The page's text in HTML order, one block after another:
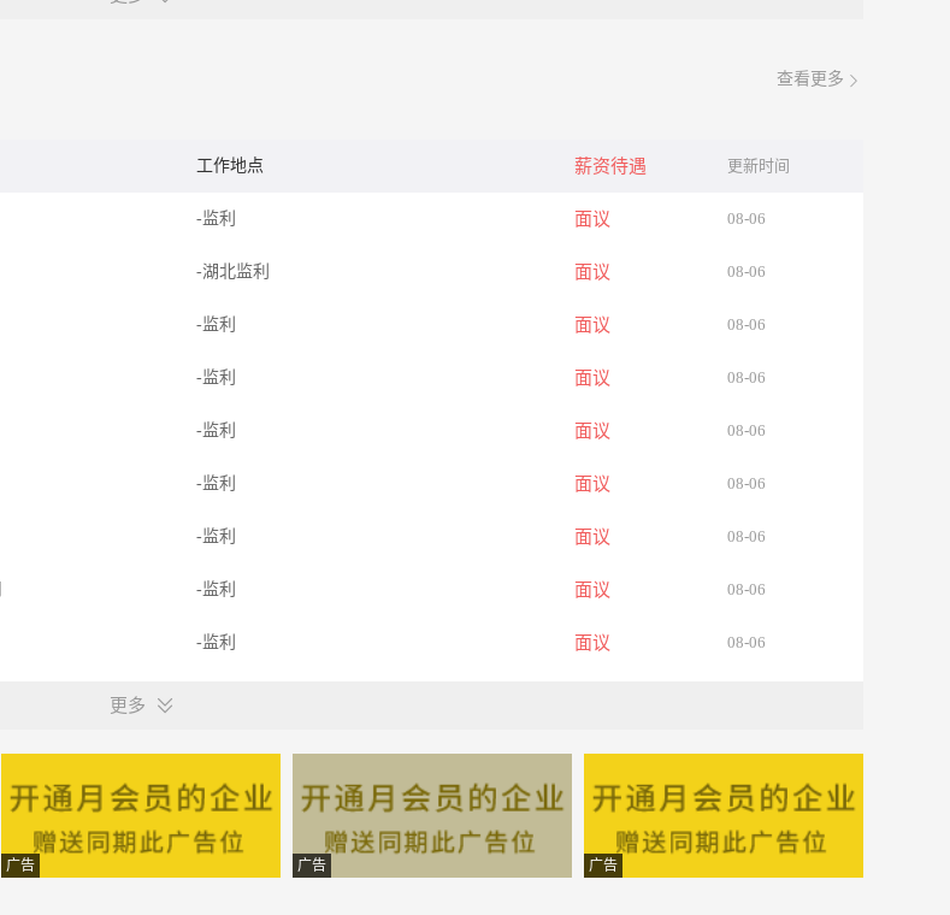
查看更多
工作地点 薪资待遇 更新时间
-监利 面议 08-06
-湖北监利 面议 08-06
-监利 面议 08-06
-监利 面议 08-06
-监利 面议 08-06
-监利 面议 08-06
-监利 面议 08-06
-监利 面议 08-06
-监利 面议 08-06
-湖北监利 面议 08-06
-监利 面议 08-06
更多
广告 广告 广告